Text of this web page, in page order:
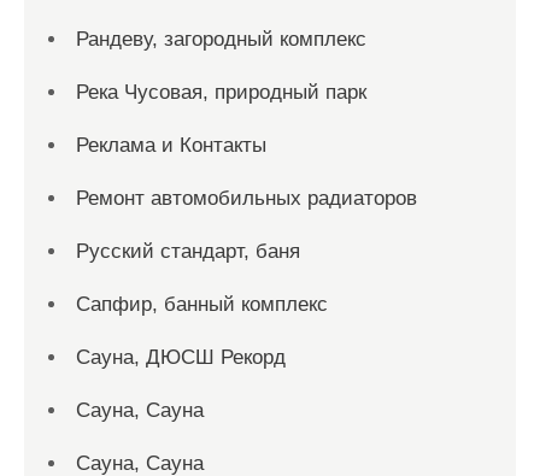
Рандеву, загородный комплекс
Река Чусовая, природный парк
Реклама и Контакты
Ремонт автомобильных радиаторов
Русский стандарт, баня
Сапфир, банный комплекс
Сауна, ДЮСШ Рекорд
Сауна, Сауна
Сауна, Сауна